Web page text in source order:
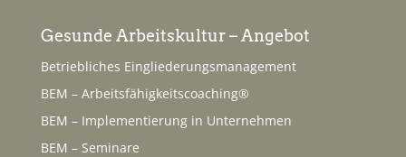
Gesunde Arbeitskultur – Angebot
Betriebliches Eingliederungsmanagement
BEM – Arbeitsfähigkeitscoaching®
BEM – Implementierung in Unternehmen
BEM – Seminare